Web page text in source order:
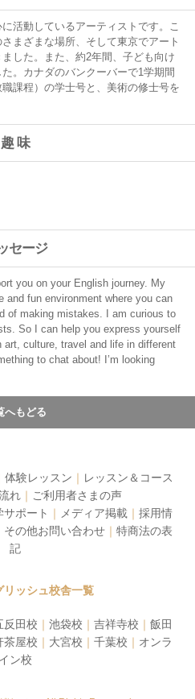
活動しているアーティストです。こ
まざまな場所、そして東京でアート
した。また、約2年間、子ども向け
。カナダのバンクーバーで1学期間
課程）の学士号と、美術の修士号を
趣 味
セージ
you on your English journey. My
and fun environment where you can
of making mistakes. I am curious to
So I can help you express yourself
art, culture, travel and life in different
to chat about! I’m looking
へもどる
体験レッスン ｜ レッスン＆コース
れ ｜ ご利用者さまの声
サポート ｜ メディア掲載 ｜ 採用情
その他お問い合わせ ｜ 特商法の表
記
リッシュ校舎一覧
反田校 ｜ 池袋校 ｜ 吉祥寺校 ｜ 飯田
茶屋校 ｜ 大宮校 ｜ 千葉校 ｜ オンラ
イン校